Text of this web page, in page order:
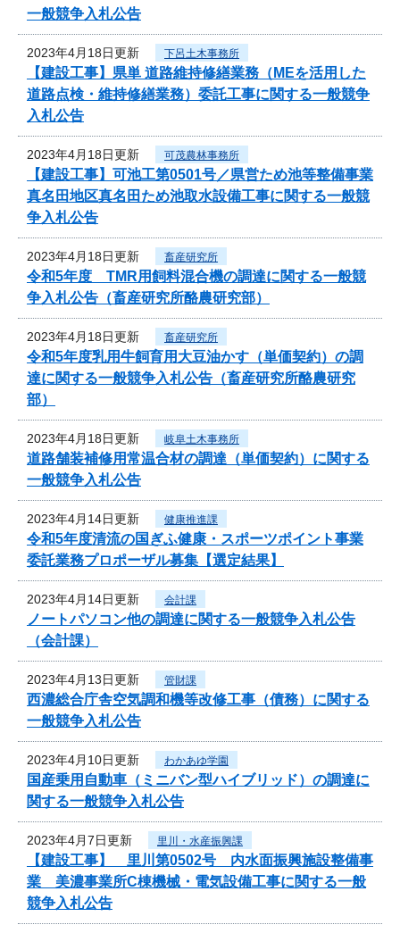
一般競争入札公告
2023年4月18日更新 下呂土木事務所
【建設工事】県単 道路維持修繕業務（MEを活用した
道路点検・維持修繕業務）委託工事に関する一般競争
入札公告
2023年4月18日更新 可茂農林事務所
【建設工事】可池工第0501号／県営ため池等整備事業
真名田地区真名田ため池取水設備工事に関する一般競
争入札公告
2023年4月18日更新 畜産研究所
令和5年度 TMR用飼料混合機の調達に関する一般競
争入札公告（畜産研究所酪農研究部）
2023年4月18日更新 畜産研究所
令和5年度乳用牛飼育用大豆油かす（単価契約）の調
達に関する一般競争入札公告（畜産研究所酪農研究
部）
2023年4月18日更新 岐阜土木事務所
道路舗装補修用常温合材の調達（単価契約）に関する
一般競争入札公告
2023年4月14日更新 健康推進課
令和5年度清流の国ぎふ健康・スポーツポイント事業
委託業務プロポーザル募集【選定結果】
2023年4月14日更新 会計課
ノートパソコン他の調達に関する一般競争入札公告
（会計課）
2023年4月13日更新 管財課
西濃総合庁舎空気調和機等改修工事（債務）に関する
一般競争入札公告
2023年4月10日更新 わかあゆ学園
国産乗用自動車（ミニバン型ハイブリッド）の調達に
関する一般競争入札公告
2023年4月7日更新 里川・水産振興課
【建設工事】 里川第0502号 内水面振興施設整備事
業 美濃事業所C棟機械・電気設備工事に関する一般
競争入札公告